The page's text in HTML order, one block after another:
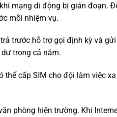
mạng di động bị gián đoạn.
mỗi nhiệm vụ.
trước hỗ trợ gọi định kỳ và
trong cả năm.
thể cấp SIM cho đội làm việc
phòng hiện trường. Khi